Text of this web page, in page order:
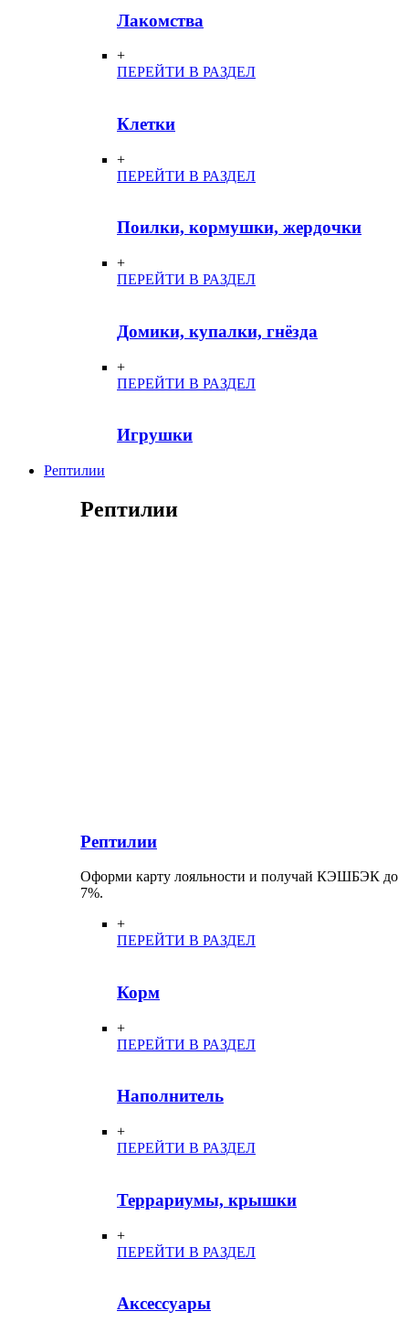
Лакомства
+
ПЕРЕЙТИ В РАЗДЕЛ
Клетки
+
ПЕРЕЙТИ В РАЗДЕЛ
Поилки, кормушки, жердочки
+
ПЕРЕЙТИ В РАЗДЕЛ
Домики, купалки, гнёзда
+
ПЕРЕЙТИ В РАЗДЕЛ
Игрушки
Рептилии
Рептилии
Рептилии
Оформи карту лояльности и получай КЭШБЭК до
7%.
+
ПЕРЕЙТИ В РАЗДЕЛ
Корм
+
ПЕРЕЙТИ В РАЗДЕЛ
Наполнитель
+
ПЕРЕЙТИ В РАЗДЕЛ
Террариумы, крышки
+
ПЕРЕЙТИ В РАЗДЕЛ
Аксессуары